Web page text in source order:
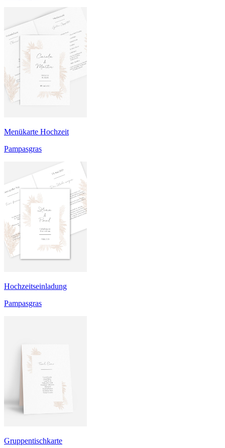
Menükarte Hochzeit
Pampasgras
Hochzeitseinladung
Pampasgras
Gruppentischkarte